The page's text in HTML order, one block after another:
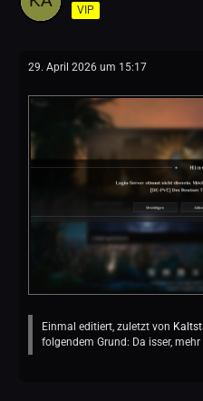
VIP
29. April 2026 um 15:17
Einmal editiert, zuletzt von
folgendem Grund: Da isser,